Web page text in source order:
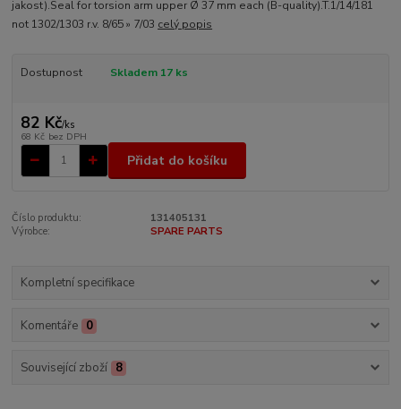
jakost).Seal for torsion arm upper Ø 37 mm each (B-quality).T.1/14/181
not 1302/1303 r.v. 8/65 » 7/03 celý popis
Dostupnost Skladem 17 ks
82 Kč/ks
68 Kč bez DPH
Přidat do košíku
Číslo produktu:
131405131
Výrobce:
SPARE PARTS
Kompletní specifikace
Komentáře 0
Související zboží 8